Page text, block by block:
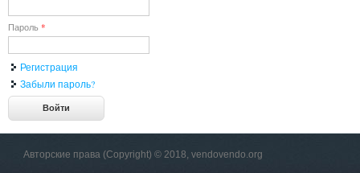
Пароль *
Регистрация
Забыли пароль?
Авторские права (Copyright) © 2018, vendovendo.org